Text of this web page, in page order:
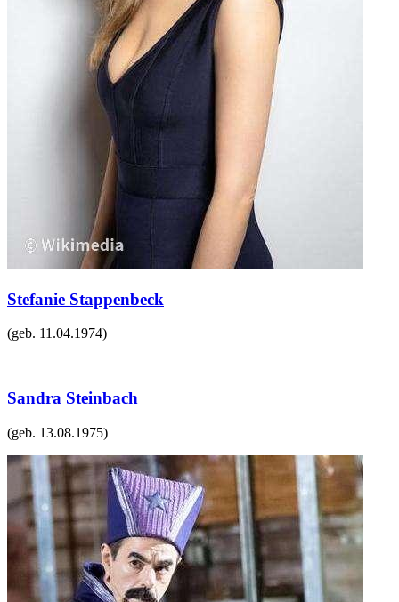
Stefanie Stappenbeck
(geb. 11.04.1974)
Sandra Steinbach
(geb. 13.08.1975)